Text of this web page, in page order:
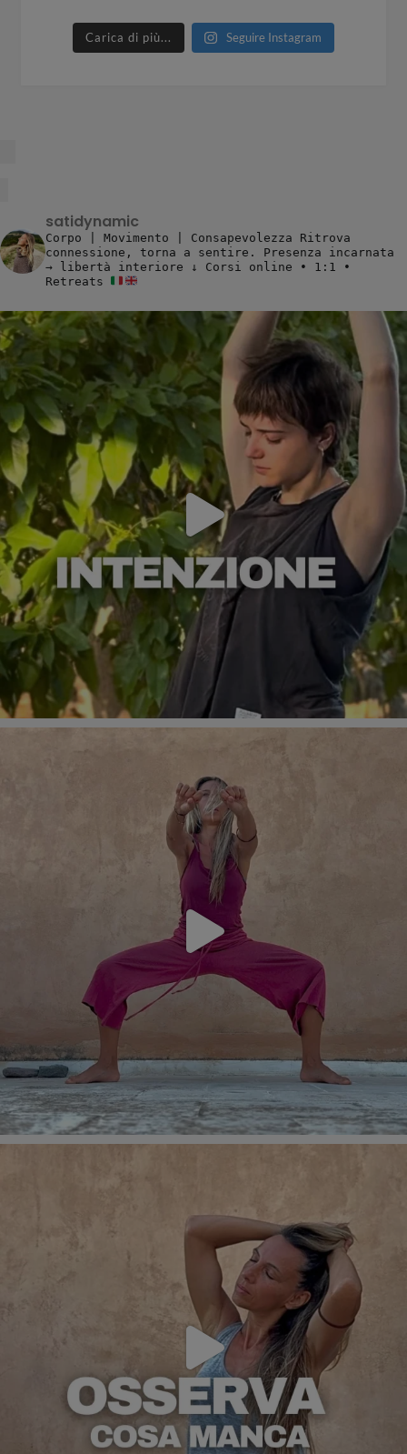
Carica di più... Seguire Instagram
satidynamic
Corpo | Movimento | Consapevolezza Ritrova
connessione, torna a sentire.
Presenza incarnata
→ libertà interiore ↓ Corsi online • 1:1 •
Retreats